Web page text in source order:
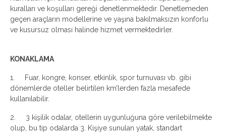
kuralları ve koşulları gereği denetlenmektedir. Denetlemeden
geçen araçların modellerine ve yaşına bakılmaksızın konforlu
ve kusursuz olması halinde hizmet vermektedirler.
KONAKLAMA
1. Fuar, kongre, konser, etkinlik, spor turnuvası vb. gibi
dönemlerde oteller belirtilen km’lerden fazla mesafede
kullanılabilir.
2. 3 kişilik odalar, otellerin uygunluğuna göre verilebilmekte
olup, bu tip odalarda 3. Kişiye sunulan yatak, standart